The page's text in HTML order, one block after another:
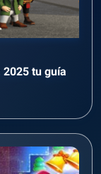
2025 tu guía